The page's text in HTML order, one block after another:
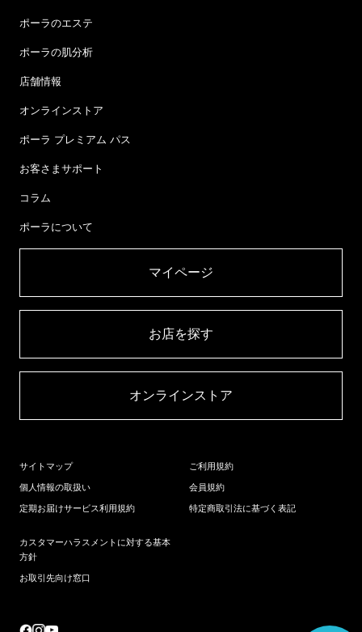
ポーラのエステ
ポーラの肌分析
店舗情報
オンラインストア
ポーラ プレミアム パス
お客さまサポート
コラム
ポーラについて
マイページ​
お店を探す​
オンラインストア​
サイトマップ
個人情報の取扱い
定期お届けサービス利用規約
ご利用規約
会員規約
特定商取引法に基づく表記
カスタマーハラスメントに対する基本
方針
お取引先向け窓口